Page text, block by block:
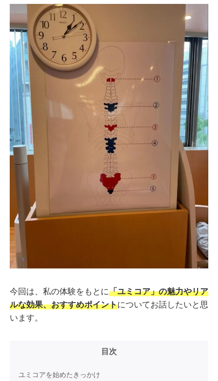
今回は、私の体験をもとに「ユミコア」の魅力やリア
ルな効果、おすすめポイントについてお話したいと思
います。
目次
ユミコアを始めたきっかけ